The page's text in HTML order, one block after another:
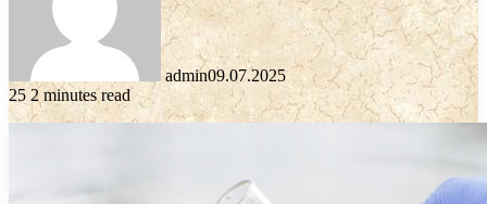
admin09.07.2025
25 2 minutes read